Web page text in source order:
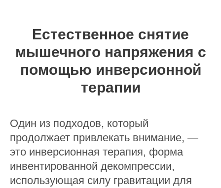
Естественное снятие
мышечного напряжения с
помощью инверсионной
терапии
Один из подходов, который
продолжает привлекать внимание, —
это инверсионная терапия, форма
инвентированной декомпрессии,
использующая силу гравитации для